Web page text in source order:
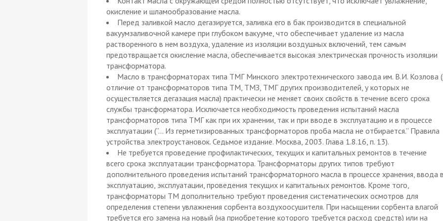
окисление и шламообразование масла.
Перед заливкой масло дегазируется, заливка его в бак производится в специальной
вакуумзаливочной камере при глубоком вакууме, что обеспечивает удаление из масла
растворенного в нем воздуха, удаление из изоляции воздушных включений, тем самым
предотвращается окисление масла, обеспечивается высокая электрическая прочность изоляции
трансформатора.
Масло в трансформаторах типа ТМГ Минского электротехнического завода им. В.И. Козлова
отличие от трансформаторов типа ТМ, ТМЗ, ТМГ других производителей, у которых не
осуществляется дегазация масла) практически не меняет своих свойств в течение всего срока
службы трансформатора. Исключается необходимость проведения испытаний масла
трансформаторов типа ТМГ как при их хранении, так и при вводе в эксплуатацию и в процессе
эксплуатации (“… Из герметизированных трансформаторов проба масла не отбирается.” Правила
устройства электроустановок. Седьмое издание. Москва, 2003. Глава 1.8.16, п. 13).
Не требуется проведение профилактических, текущих и капитальных ремонтов в течение
всего срока эксплуатации трансформатора. Трансформаторы других типов требуют
дополнительного проведения испытаний трансформаторного масла в процессе хранения, ввода
эксплуатацию, эксплуатации, проведения текущих и капитальных ремонтов. Кроме того,
трансформаторы ТМ дополнительно требуют проведения систематических осмотров для
определения степени увлажнения сорбента воздухоосушителя. При насыщении сорбента влагой
требуется его замена на новый (на приобретение которого требуется расход средств) или на